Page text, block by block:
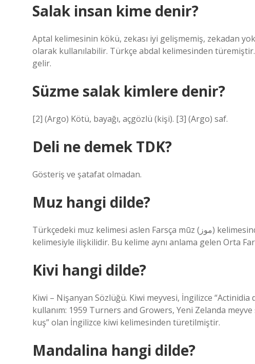
Salak insan kime denir?
Aptal kelimesinin kökü, zekası iyi gelişmemiş, zekadan
olarak kullanılabilir. Türkçe abdal kelimesinden
gelir.
Süzme salak kimlere denir?
[2] (Argo) Kötü, bayağı, açgözlü (kişi). [3] (Argo) saf.
Deli ne demek TDK?
Gösteriş ve şatafat olmadan.
Muz hangi dilde?
Türkçedeki muz kelimesi aslen Farsça mūz (موز) kelimesinden türemiştir ve aynı anlama gelen Arapça mawz
kelimesiyle ilişkilidir. Bu kelime aynı anlama gelen Orta
Kivi hangi dilde?
Kiwi – Nişanyan Sözlüğü. Kiwi meyvesi, İngilizce
kullanım: 1959 Turners and Growers, Yeni Zelanda
kuş” olan İngilizce kiwi kelimesinden türetilmiştir.
Mandalina hangi dilde?